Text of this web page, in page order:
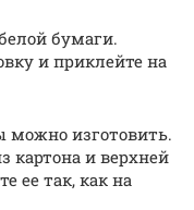
бумаги.
и приклейте на
можно изготовить.
картона и верхней
ее так, как на